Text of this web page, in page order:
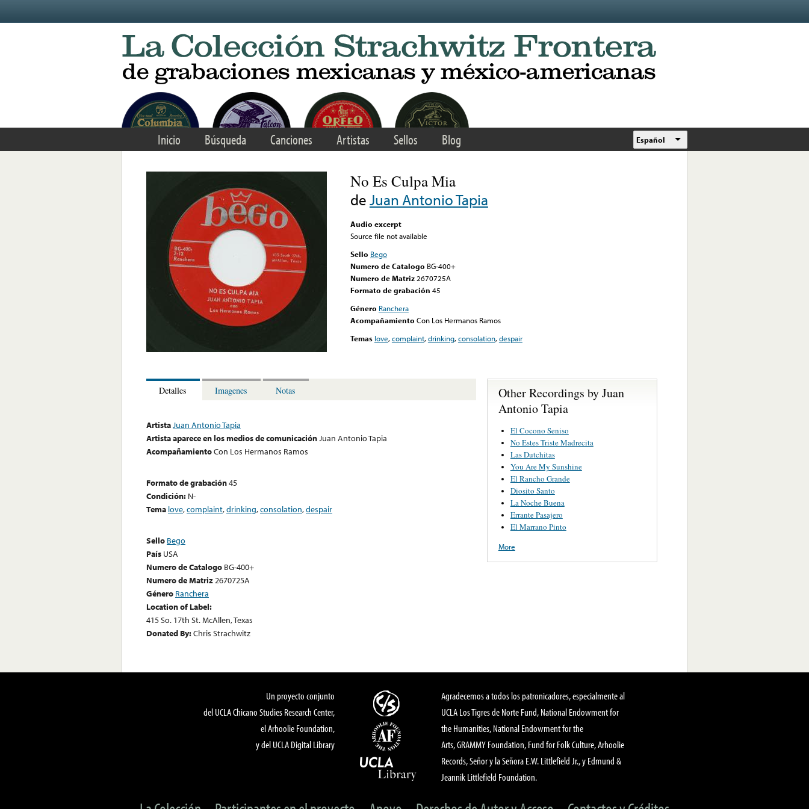
Inicio Búsqueda Canciones Artistas Sellos Blog Español
No Es Culpa Mia
deJuan Antonio Tapia
Audio excerpt
Source file not available
Sello Bego
Numero de Catalogo BG-400+
Numero de Matriz 2670725A
Formato de grabación 45
Género Ranchera
Acompañamiento Con Los Hermanos Ramos
Temas love,complaint,drinking,consolation,despair
Detalles Imagenes Notas
ArtistaJuan Antonio Tapia
Artista aparece en los medios de comunicaciónJuan Antonio Tapia
AcompañamientoCon Los Hermanos Ramos
Formato de grabación45
Condición: N-
Tema love,complaint,drinking,consolation,despair
Sello Bego
País USA
Numero de Catalogo BG-400+
Numero de Matriz2670725A
Género Ranchera
Location of Label:
415 So. 17th St. McAllen, Texas
Donated By:Chris Strachwitz
Other Recordings by Juan
Antonio Tapia
El Cocono Seniso
No Estes Triste Madrecita
Las Dutchitas
You Are My Sunshine
El Rancho Grande
Diosito Santo
La Noche Buena
Errante Pasajero
El Marrano Pinto
More
Un proyecto conjunto
del UCLA Chicano Studies Research Center,
el Arhoolie Foundation,
y del UCLA Digital Library
Agradecemos a todos los patronicadores, especialmente al
UCLA Los Tigres de Norte Fund, National Endowment for
the Humanities, National Endowment for the
Arts, GRAMMY Foundation, Fund for Folk Culture, Arhoolie
Records, Señor y la Señora E.W. Littlefield Jr., y Edmund &
Jeannik Littlefield Foundation.